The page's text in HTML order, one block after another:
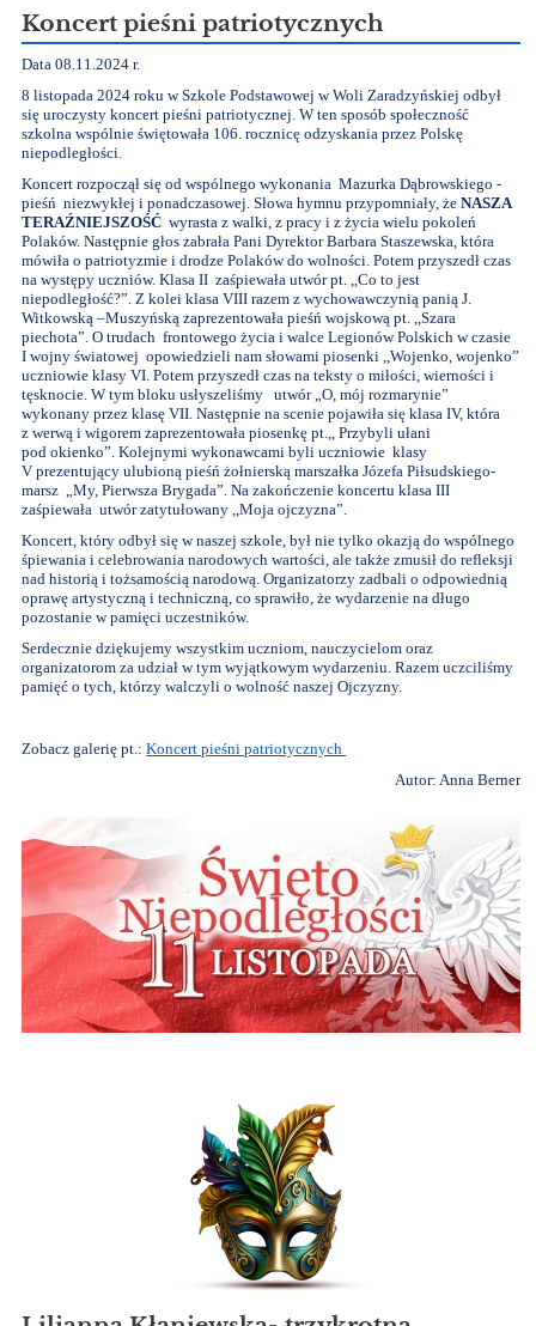
Koncert pieśni patriotycznych
Data 08.11.2024 r.
8 listopada 2024 roku w Szkole Podstawowej w Woli Zaradzyńskiej odbył
się uroczysty koncert pieśni patriotycznej. W ten sposób społeczność
szkolna wspólnie świętowała 106. rocznicę odzyskania przez Polskę
niepodległości.
Koncert rozpoczął się od wspólnego wykonania Mazurka Dąbrowskiego -
pieśń niezwykłej i ponadczasowej. Słowa hymnu przypomniały, żeNASZA
TERAŹNIEJSZOŚĆwyrasta z walki, z pracy i z życia wielu pokoleń
Polaków. Następnie głos zabrała Pani Dyrektor Barbara Staszewska, która
mówiła o patriotyzmie i drodze Polaków do wolności. Potem przyszedł czas
na występy uczniów. Klasa II zaśpiewała utwór pt. ,,Co to jest
niepodległość?”. Z kolei klasa VIII razem z wychowawczynią panią J.
Witkowską –Muszyńską zaprezentowała pieśń wojskową pt. ,,Szara
piechota”. O trudach frontowego życia i walce Legionów Polskich w czasie
I wojny światowej opowiedzieli nam słowami piosenki ,,Wojenko, wojenko”
uczniowie klasy VI. Potem przyszedł czas na teksty o miłości, wierności i
tęsknocie. W tym bloku usłyszeliśmy utwór „O, mój rozmarynie”
wykonany przez klasę VII. Następnie na scenie pojawiła się klasa IV, która
z werwą i wigorem zaprezentowała piosenkę pt.,, Przybyli ułani
pod okienko”. Kolejnymi wykonawcami byli uczniowie klasy
V prezentujący ulubioną pieśń żołnierską marszałka Józefa Piłsudskiego-
marsz „My, Pierwsza Brygada”. Na zakończenie koncertu klasa III
zaśpiewała utwór zatytułowany ,,Moja ojczyzna”.
Koncert, który odbył się w naszej szkole, był nie tylko okazją do wspólnego
śpiewania i celebrowania narodowych wartości, ale także zmusił do refleksji
nad historią i tożsamością narodową. Organizatorzy zadbali o odpowiednią
oprawę artystyczną i techniczną, co sprawiło, że wydarzenie na długo
pozostanie w pamięci uczestników.
Serdecznie dziękujemy wszystkim uczniom, nauczycielom oraz
organizatorom za udział w tym wyjątkowym wydarzeniu. Razem uczciliśmy
pamięć o tych, którzy walczyli o wolność naszej Ojczyzny.
Zobacz galerię pt.:Koncert pieśni patriotycznych
Autor: Anna Berner